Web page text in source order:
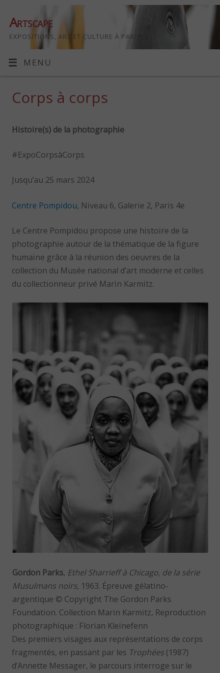
Artscape
EXPOSITIONS, ART ET CULTURE À PARIS
MENU
Corps à corps
Histoire(s) de la photographie
#ExpoCorpsàCorps
Jusqu’au 25 mars 2024
Centre Pompidou, Niveau 6, Galerie 2, Paris 4e
Le Centre Pompidou propose une histoire de la
photographie autour de la thématique de la figure
humaine grâce à la réunion des oeuvres de la
collection du Musée national d’art moderne et celles
du collectionneur privé Marin Karmitz.
Gordon Parks, Ethel Sharrieff à Chicago, de la série
Musulmans noirs, 1963. Épreuve gélatino-
argentique © Copyright The Gordon Parks
Foundation. Collection Marin Karmitz, Reproduction
photographique : Florian Kleinefenn
Des premiers visages aux représentations de corps
fragmentés, en passant par les Trophées (1987)
d’Annette Messager, le parcours interroge sur le